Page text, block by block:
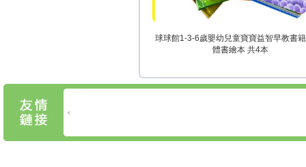
球球館1-3-6歲嬰幼兒童寶寶益智早教書
體書繪本 共4本